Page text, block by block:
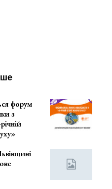
форум
з